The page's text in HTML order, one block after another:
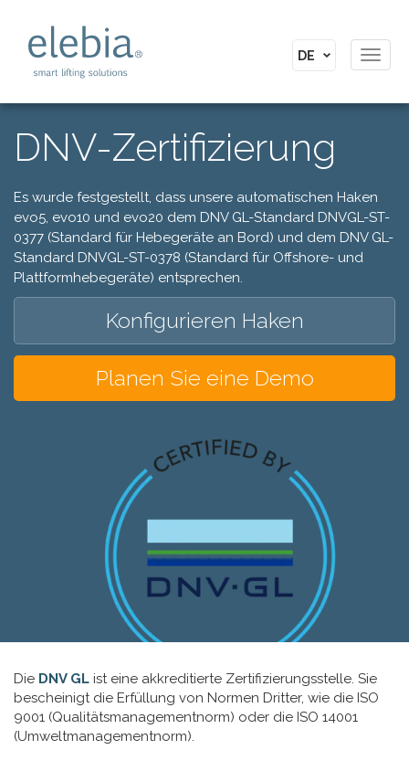
DNV-Zertifizierung
Es wurde festgestellt, dass unsere automatischen Haken
evo5, evo10 und evo20 dem DNV GL-Standard DNVGL-ST-
0377 (Standard für Hebegeräte an Bord) und dem DNV GL-
Standard DNVGL-ST-0378 (Standard für Offshore- und
Plattformhebegeräte) entsprechen.
Konfigurieren Haken
Planen Sie eine Demo
Die DNV GL ist eine akkreditierte Zertifizierungsstelle. Sie
bescheinigt die Erfüllung von Normen Dritter, wie die ISO
9001 (Qualitätsmanagementnorm) oder die ISO 14001
(Umweltmanagementnorm).